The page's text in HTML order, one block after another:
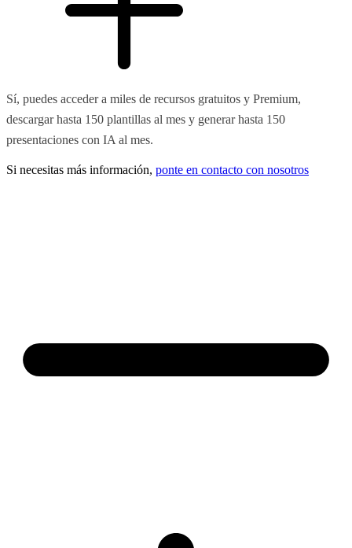
Sí, puedes acceder a miles de recursos gratuitos y Premium,
descargar hasta 150 plantillas al mes y generar hasta 150
presentaciones con IA al mes.
Si necesitas más información, ponte en contacto con nosotros